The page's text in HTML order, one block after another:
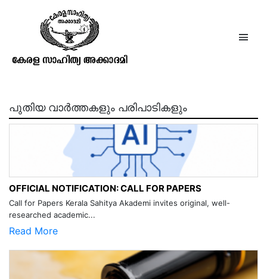
The Calcutta Review, Vol. LXIII
പുതിയ വാർത്തകളും പരിപാടികളും
OFFICIAL NOTIFICATION: CALL FOR PAPERS
Call for Papers Kerala Sahitya Akademi invites original, well-
researched academic...
Read More